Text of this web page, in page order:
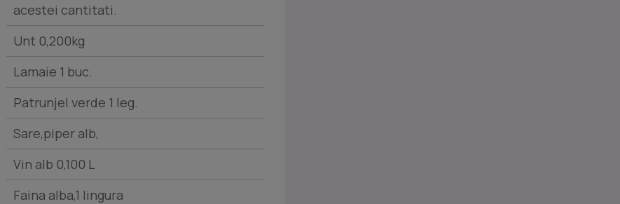
acestei cantitati.
Unt 0,200kg
Lamaie 1 buc.
Patrunjel verde 1 leg.
Sare,piper alb,
Vin alb 0,100 L
Faina alba,1 lingura